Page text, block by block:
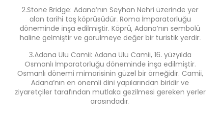
2.Stone Bridge: Adana’nın Seyhan Nehri üzerinde yer
alan tarihi taş köprüsüdür. Roma İmparatorluğu
döneminde inşa edilmiştir. Köprü, Adana’nın sembolü
haline gelmiştir ve görülmeye değer bir turistik yerdir.
3.Adana Ulu Camii: Adana Ulu Camii, 16. yüzyılda
Osmanlı İmparatorluğu döneminde inşa edilmiştir.
Osmanlı dönemi mimarisinin güzel bir örneğidir. Camii,
Adana’nın en önemli dini yapılarından biridir ve
ziyaretçiler tarafından mutlaka gezilmesi gereken yerler
arasındadır.